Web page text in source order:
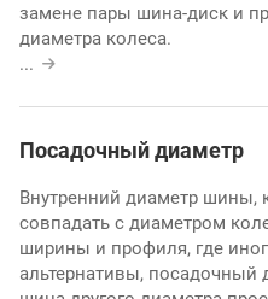
замене пары шина-диск и
диаметра колеса.
...
Посадочный диаметр
Внутренний диаметр шины,
совпадать с диаметром
ширины и профиля, где
альтернативы, посадочный